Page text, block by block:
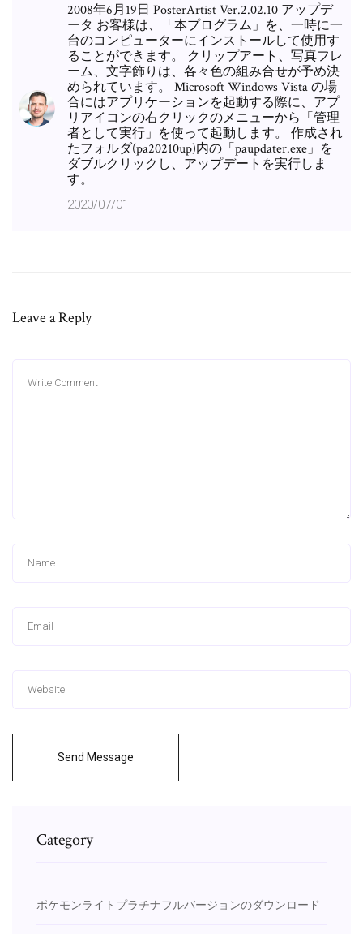
2008年6月19日 PosterArtist Ver.2.02.10 アップデ
ータ お客様は、「本プログラム」を、一時に一
台のコンピューターにインストールして使用す
ることができます。 クリップアート、写真フレ
ーム、文字飾りは、各々色の組み合せが予め決
められています。 Microsoft Windows Vista の場
合にはアプリケーションを起動する際に、アプ
リアイコンの右クリックのメニューから「管理
者として実行」を使って起動します。 作成され
たフォルダ(pa20210up)内の「paupdater.exe」を
ダブルクリックし、アップデートを実行しま
す。
2020/07/01
Leave a Reply
Send Message
Category
ポケモンライトプラチナフルバージョンのダウンロード